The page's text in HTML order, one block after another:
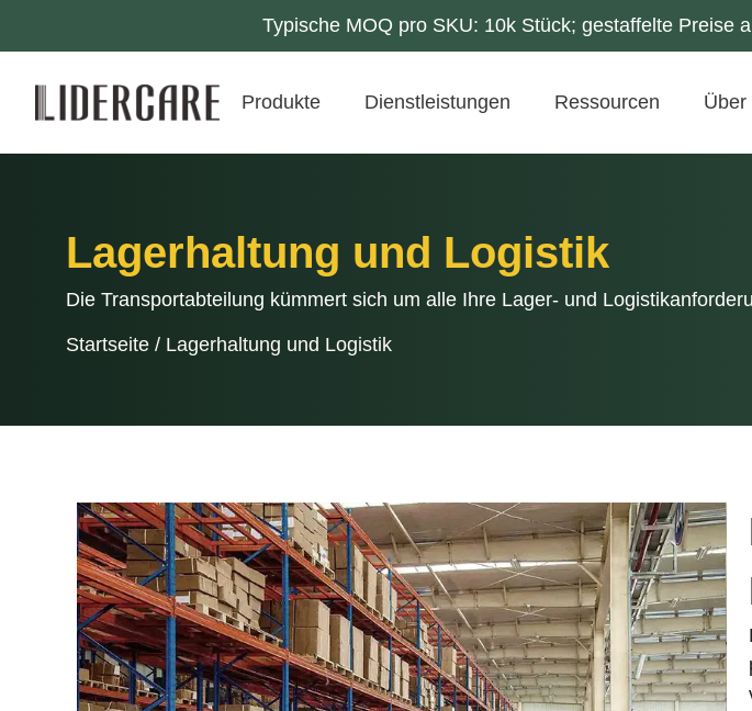
Typische MOQ pro SKU: 10k Stück; gestaffelte Preise
Produkte Dienstleistungen Ressourcen Über
Lagerhaltung und Logistik
Die Transportabteilung kümmert sich um alle Ihre Lager- und
Startseite / Lagerhaltung und Logistik